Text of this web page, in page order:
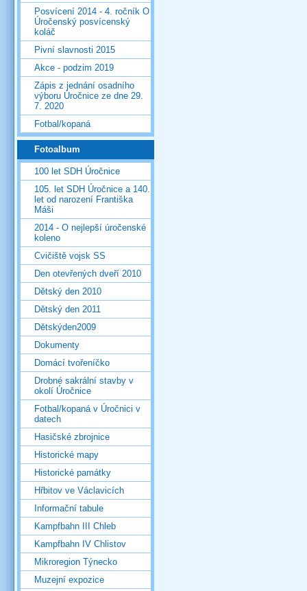
Posvícení 2014 - 4. ročník O
Úročenský posvícenský
koláč
Pivní slavnosti 2015
Akce - podzim 2019
Zápis z jednání osadního
výboru Úročnice ze dne 29.
7. 2020
Fotbal/kopaná
Fotoalbum
100 let SDH Úročnice
105. let SDH Úročnice a 140.
let od narození Františka
Máši
2014 - O nejlepší úročenské
koleno
Cvičiště vojsk SS
Den otevřených dveří 2010
Dětský den 2010
Dětský den 2011
Dětskýden2009
Dokumenty
Domácí tvořeníčko
Drobné sakrální stavby v
okolí Úročnice
Fotbal/kopaná v Úročnici v
datech
Hasičské zbrojnice
Historické mapy
Historické památky
Hřbitov ve Václavicích
Informační tabule
Kampfbahn III Chleb
Kampfbahn IV Chlistov
Mikroregion Týnecko
Muzejní expozice